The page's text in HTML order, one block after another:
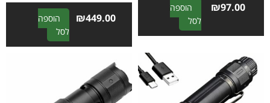
₪97.00
הוספה
לסל
A
l
r
n
₪449.00
הוספה
לסל
A
l